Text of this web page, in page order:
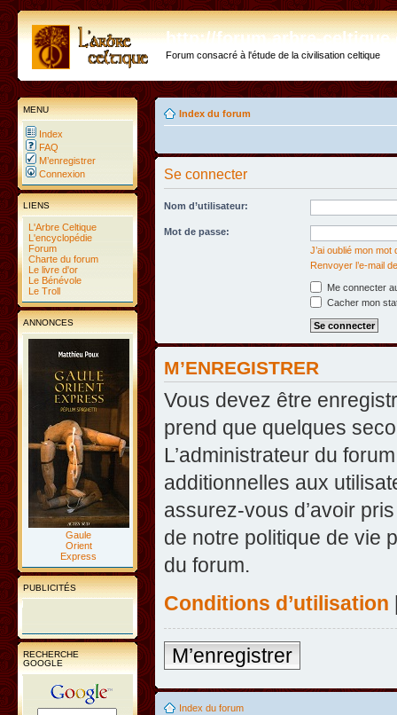
http://forum.arbre-
Forum consacré à l'étude de la civilisation celtique
MENU
Index
FAQ
M’enregistrer
Connexion
LIENS
L'Arbre Celtique
L'encyclopédie
Forum
Charte du forum
Le livre d'or
Le Bénévole
Le Troll
ANNONCES
Gaule
Orient
Express
PUBLICITÉS
RECHERCHE
GOOGLE
Index du forum
Se connecter
Nom d’utilisateur:
Mot de passe:
J’ai oublié mon mot
Renvoyer l’e-mail
Me connecter
Cacher mon
M’ENREGISTRER
Vous devez être
prend que quelques
L’administrateur du
additionnelles aux
assurez-vous d’avoir
de notre politique de vie
du forum.
Conditions d’utilisation
M’enregistrer
Index du forum